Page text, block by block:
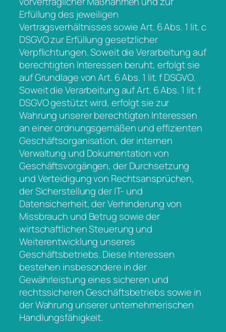
Erfüllung des jeweiligen
Vertragsverhältnisses sowie Art. 6 Abs. 1 lit. c
DSGVO zur Erfüllung gesetzlicher
Verpflichtungen. Soweit die Verarbeitung auf
berechtigten Interessen beruht, erfolgt sie
auf Grundlage von Art. 6 Abs. 1 lit. f DSGVO.
Soweit die Verarbeitung auf Art. 6 Abs. 1 lit. f
DSGVO gestützt wird, erfolgt sie zur
Wahrung unserer berechtigten Interessen
an einer ordnungsgemäßen und effizienten
Geschäftsorganisation, der internen
Verwaltung und Dokumentation von
Geschäftsvorgängen, der Durchsetzung
und Verteidigung von Rechtsansprüchen,
der Sicherstellung der IT- und
Datensicherheit, der Verhinderung von
Missbrauch und Betrug sowie der
wirtschaftlichen Steuerung und
Weiterentwicklung unseres
Geschäftsbetriebs. Diese Interessen
bestehen insbesondere in der
Gewährleistung eines sicheren und
rechtssicheren Geschäftsbetriebs sowie in
der Wahrung unserer unternehmerischen
Handlungsfähigkeit.